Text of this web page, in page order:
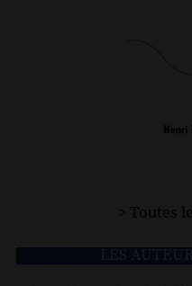
> Toutes